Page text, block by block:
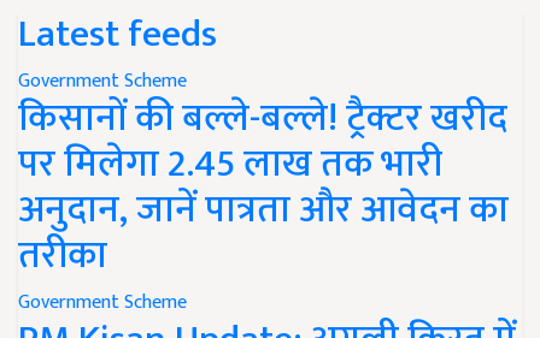
Latest feeds
Government Scheme
किसानों की बल्ले-बल्ले! ट्रैक्टर खरीद
पर मिलेगा 2.45 लाख तक भारी
अनुदान, जानें पात्रता और आवेदन का
तरीका
Government Scheme